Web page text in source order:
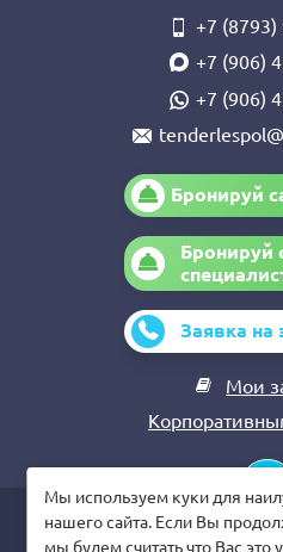
+7 (8793)
+7 (906)
+7 (906)
Бронируй
Бронируй
Заявка на
Мои
© Санаторий
Мы используем куки для
нашего сайта. Если Вы
мы будем считать что Вас это